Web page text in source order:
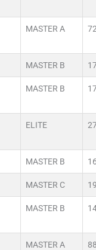
MASTER A
MASTER B
MASTER B
ELITE
MASTER B
MASTER C
MASTER B
MASTER A